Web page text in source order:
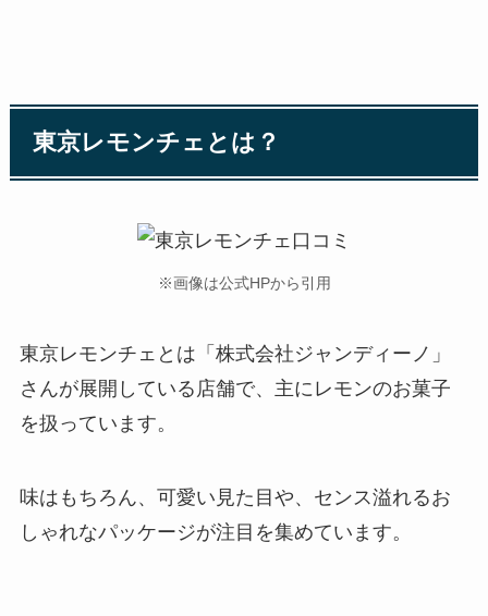
東京レモンチェとは？
※画像は公式HPから引用
東京レモンチェとは「株式会社ジャンディーノ」
さんが展開している店舗で、主にレモンのお菓子
を扱っています。
味はもちろん、可愛い見た目や、センス溢れるお
しゃれなパッケージが注目を集めています。